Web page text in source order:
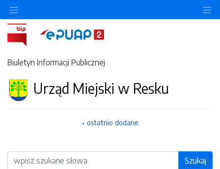
Biuletyn Informacji Publicznej
Urząd Miejski w Resku
ostatnio dodane
Wyszukiwarka Szukaj